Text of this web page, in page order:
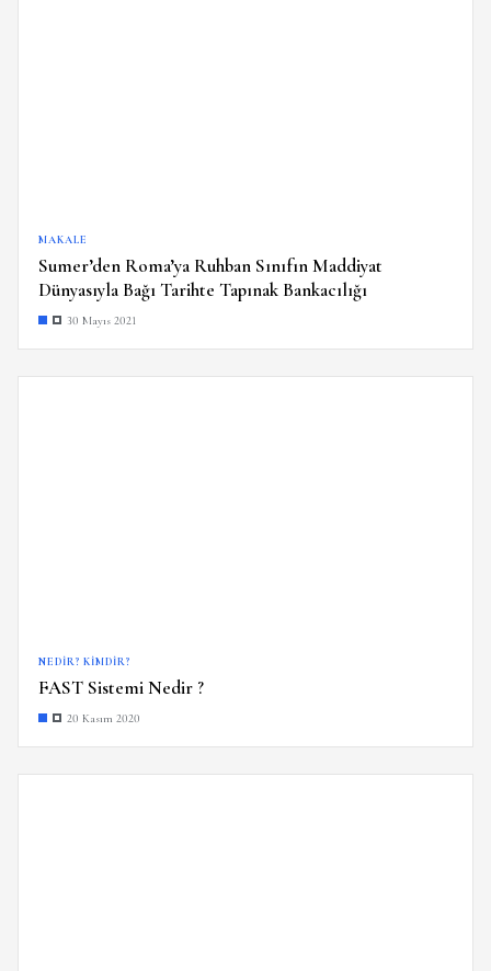
MAKALE
Sumer’den Roma’ya Ruhban Sınıfın Maddiyat
Dünyasıyla Bağı Tarihte Tapınak Bankacılığı
30 Mayıs 2021
NEDIR? KIMDIR?
FAST Sistemi Nedir ?
20 Kasım 2020